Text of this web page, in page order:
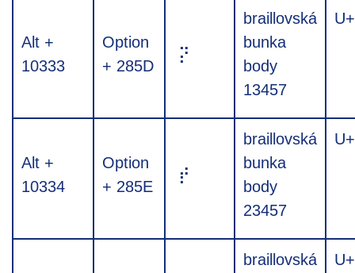
Alt +
10333
Option
+ 285D
⡝
braillovská
bunka
body
13457
Alt +
10334
Option
+ 285E
⡞
braillovská
bunka
body
23457
braillovská